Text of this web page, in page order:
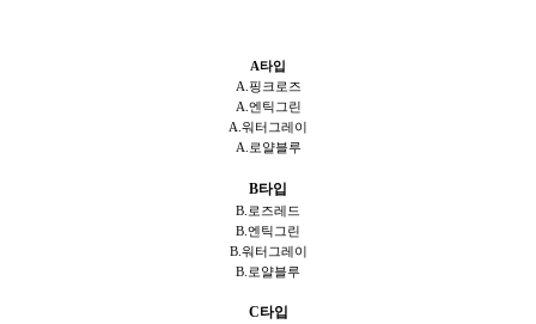
A타입
A.핑크로즈
A.엔틱그린
A.워터그레이
A.로얄블루
B타입
B.로즈레드
B.엔틱그린
B.워터그레이
B.로얄블루
C타입